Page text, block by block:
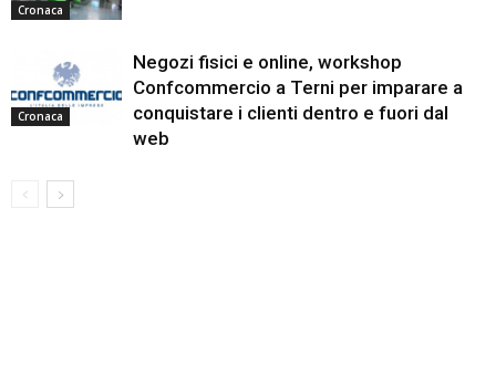
Cronaca
Cronaca
Negozi fisici e online, workshop
Confcommercio a Terni per imparare a
conquistare i clienti dentro e fuori dal
web